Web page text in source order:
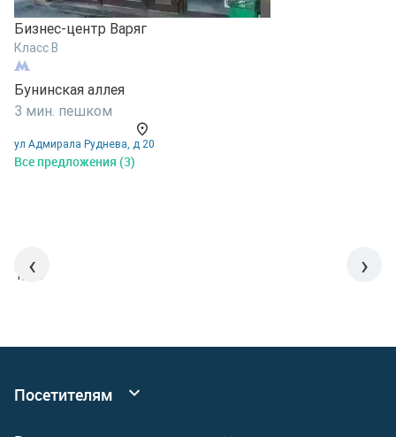
Бизнес-центр Варяг
Класс B
Бунинская аллея
3 мин. пешком
ул Адмирала Руднева, д 20
Все предложения (3)
‹ ›
1/15
Посетителям